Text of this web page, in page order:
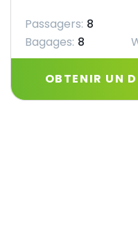
Passagers: 8
Bagages: 8
OBTENIR UN